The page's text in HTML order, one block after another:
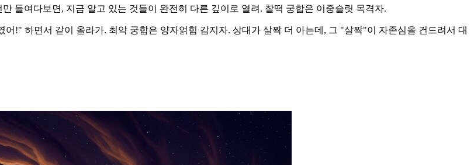
들여다보면, 지금 알고 있는 것들이 완전히 다른 깊이로 열려. 찰떡 궁합은 이중슬릿 목격자.
!" 하면서 같이 올라가. 최악 궁합은 양자얽힘 감지자. 상대가 살짝 더 아는데, 그 "살짝"이 자존심을 건드려서 대